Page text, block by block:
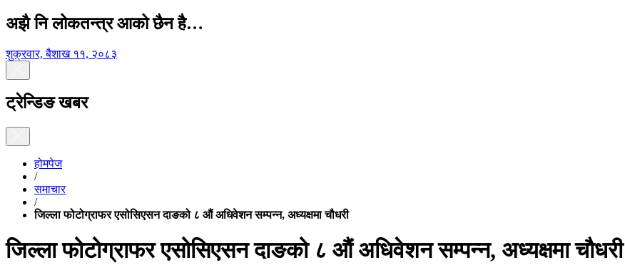
अझै नि लोकतन्त्र आको छैन है…
शुक्रवार, बैशाख ११, २०८३
ट्रेन्डिङ खबर
होमपेज
/
समाचार
/
जिल्ला फोटोग्राफर एसोसिएसन दाङको ८ औं अधिवेशन सम्पन्न, अध्यक्षमा चौधरी
जिल्ला फोटोग्राफर एसोसिएसन दाङको ८ औं अधिवेशन सम्पन्न, अध्यक्षमा चौधरी